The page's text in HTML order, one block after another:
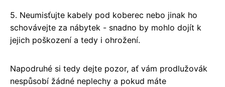
5. Neumisťujte kabely pod koberec nebo jinak ho
schovávejte za nábytek - snadno by mohlo dojít k
jejich poškození a tedy i ohrožení.
Napodruhé si tedy dejte pozor, ať vám prodlužovák
nespůsobí žádné neplechy a pokud máte